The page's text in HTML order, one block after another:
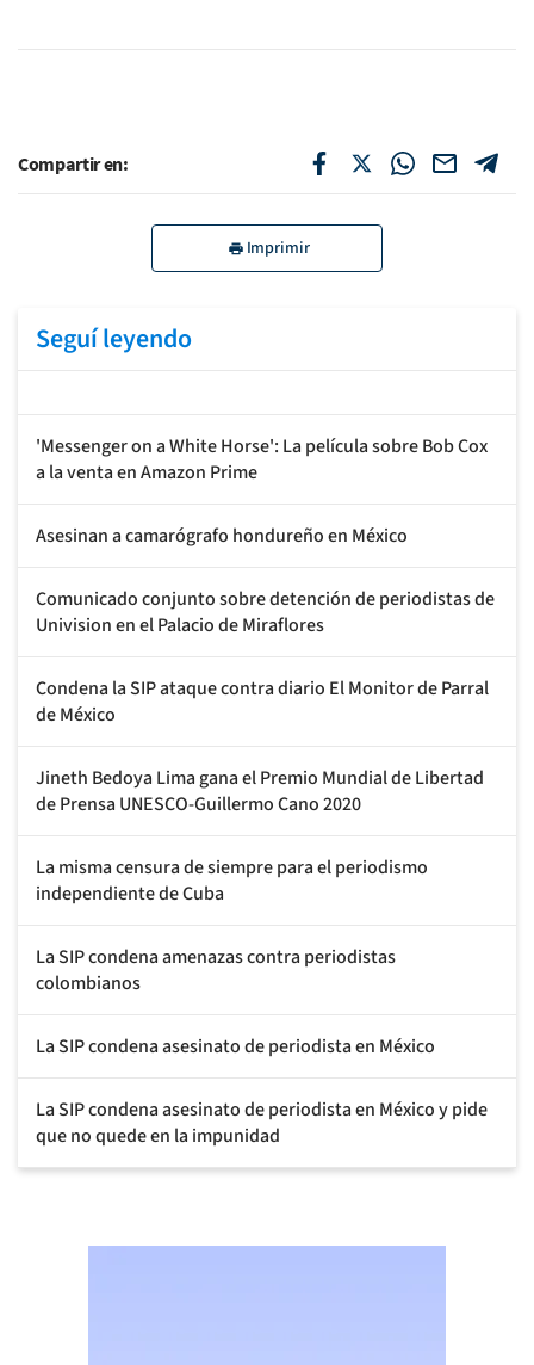
Compartir en:
Imprimir
Seguí leyendo
'Messenger on a White Horse': La película sobre Bob Cox
a la venta en Amazon Prime
Asesinan a camarógrafo hondureño en México
Comunicado conjunto sobre detención de periodistas de
Univision en el Palacio de Miraflores
Condena la SIP ataque contra diario El Monitor de Parral
de México
Jineth Bedoya Lima gana el Premio Mundial de Libertad
de Prensa UNESCO-Guillermo Cano 2020
La misma censura de siempre para el periodismo
independiente de Cuba
La SIP condena amenazas contra periodistas
colombianos
La SIP condena asesinato de periodista en México
La SIP condena asesinato de periodista en México y pide
que no quede en la impunidad